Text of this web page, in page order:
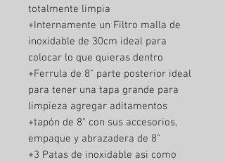
totalmente limpia
+Internamente un Filtro malla de
inoxidable de 30cm ideal para
colocar lo que quieras dentro
+Ferrula de 8" parte posterior ideal
para tener una tapa grande para
limpieza agregar aditamentos
+tapón de 8" con sus accesorios,
empaque y abrazadera de 8"
+3 Patas de inoxidable asi como